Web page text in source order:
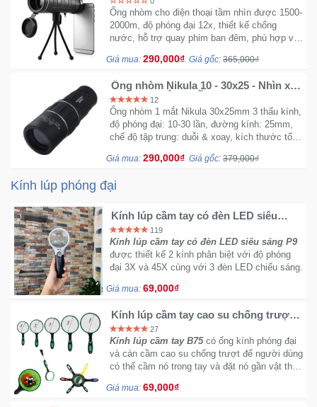
Thiết
Khỏe
Thiết
Tế
Dụng
Cụ
Dã
thoại
Ống nhòm cho điện thoại tầm nhìn được 1500-
2000m, độ phóng đại 12x, thiết kế chống
nước, hỗ trợ quay phim ban đêm, phù hợp với
phủ lớp chống phản xạ ánh sáng.
Giá mua: 290,000₫ Giá gốc: 365,000₫
Ống nhòm Nikula 10 - 30x25 - Nhìn xa
3.500m [CHÍNH HÃNG]
12
Ống nhòm 1 mắt Nikula 30x25mm 3 thấu kính,
độ phóng đại: 10-30 lần, đường kính: 25mm,
chế độ tập trung: duỗi & xoay, kích thước tối
182x31mm.
Giá mua: 290,000₫ Giá gốc: 379,000₫
Kính lúp phóng đại
Kính lúp cầm tay có đèn LED siêu
sáng P9 119
Kính lúp cầm tay có đèn LED siêu sáng P9
được thiết kế 2 kính phân biệt với độ phóng
đại 3X và 45X cùng với 3 đèn LED chiếu sáng.
Giá mua: 69,000₫
Kính lúp cầm tay cao su chống trượt
B75 đường kính 75MM
27
Kính lúp cầm tay B75có ống kính phóng đại
và cán cầm cao su chống trượt để người dùng
có thể cầm nó trong tay và đặt nó gần vật thể
Giá mua: 69,000₫